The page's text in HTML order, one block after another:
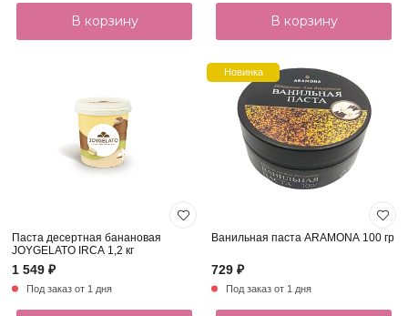
В корзину В корзину
Паста десертная банановая
JOYGELATO IRCA 1,2 кг
1 549 ₽
Под заказ от 1 дня
Новинка
Ванильная паста ARAMONA 100 гр
729 ₽
Под заказ от 1 дня